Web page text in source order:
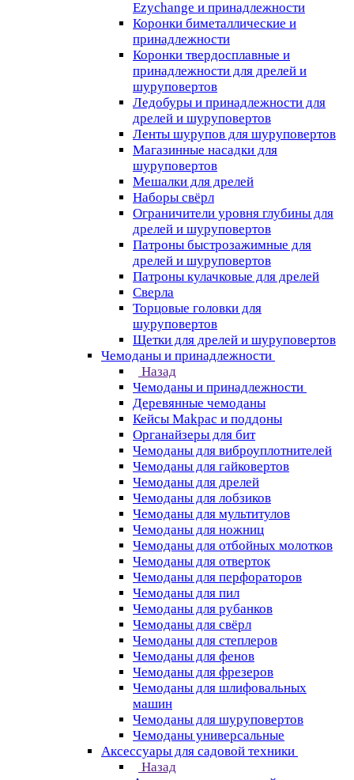
Ezychange и принадлежности
Коронки биметаллические и
принадлежности
Коронки твердосплавные и
принадлежности для дрелей и
шуруповертов
Ледобуры и принадлежности для
дрелей и шуруповертов
Ленты шурупов для шуруповертов
Магазинные насадки для
шуруповертов
Мешалки для дрелей
Наборы свёрл
Ограничители уровня глубины для
дрелей и шуруповертов
Патроны быстрозажимные для
дрелей и шуруповертов
Патроны кулачковые для дрелей
Сверла
Торцовые головки для
шуруповертов
Щетки для дрелей и шуруповертов
Чемоданы и принадлежности
Назад
Чемоданы и принадлежности
Деревянные чемоданы
Кейсы Makpac и поддоны
Органайзеры для бит
Чемоданы для виброуплотнителей
Чемоданы для гайковертов
Чемоданы для дрелей
Чемоданы для лобзиков
Чемоданы для мультитулов
Чемоданы для ножниц
Чемоданы для отбойных молотков
Чемоданы для отверток
Чемоданы для перфораторов
Чемоданы для пил
Чемоданы для рубанков
Чемоданы для свёрл
Чемоданы для степлеров
Чемоданы для фенов
Чемоданы для фрезеров
Чемоданы для шлифовальных
машин
Чемоданы для шуруповертов
Чемоданы универсальные
Аксессуары для садовой техники
Назад